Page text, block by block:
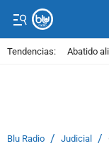
Tendencias: Abatido
Blu Radio / Judicial /